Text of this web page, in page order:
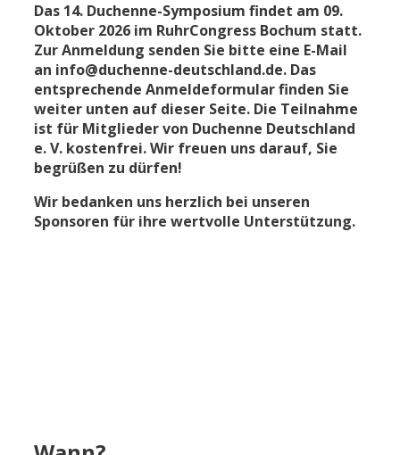
Das 14. Duchenne-Symposium findet am 09.
Oktober 2026 im RuhrCongress Bochum statt.
Zur Anmeldung senden Sie bitte eine E-Mail
an info@duchenne-deutschland.de. Das
entsprechende Anmeldeformular finden Sie
weiter unten auf dieser Seite. Die Teilnahme
ist für Mitglieder von Duchenne Deutschland
e. V. kostenfrei.Wir freuen uns darauf, Sie
begrüßen zu dürfen!
Wir bedanken uns herzlich bei unseren
Sponsoren für ihre wertvolle Unterstützung.